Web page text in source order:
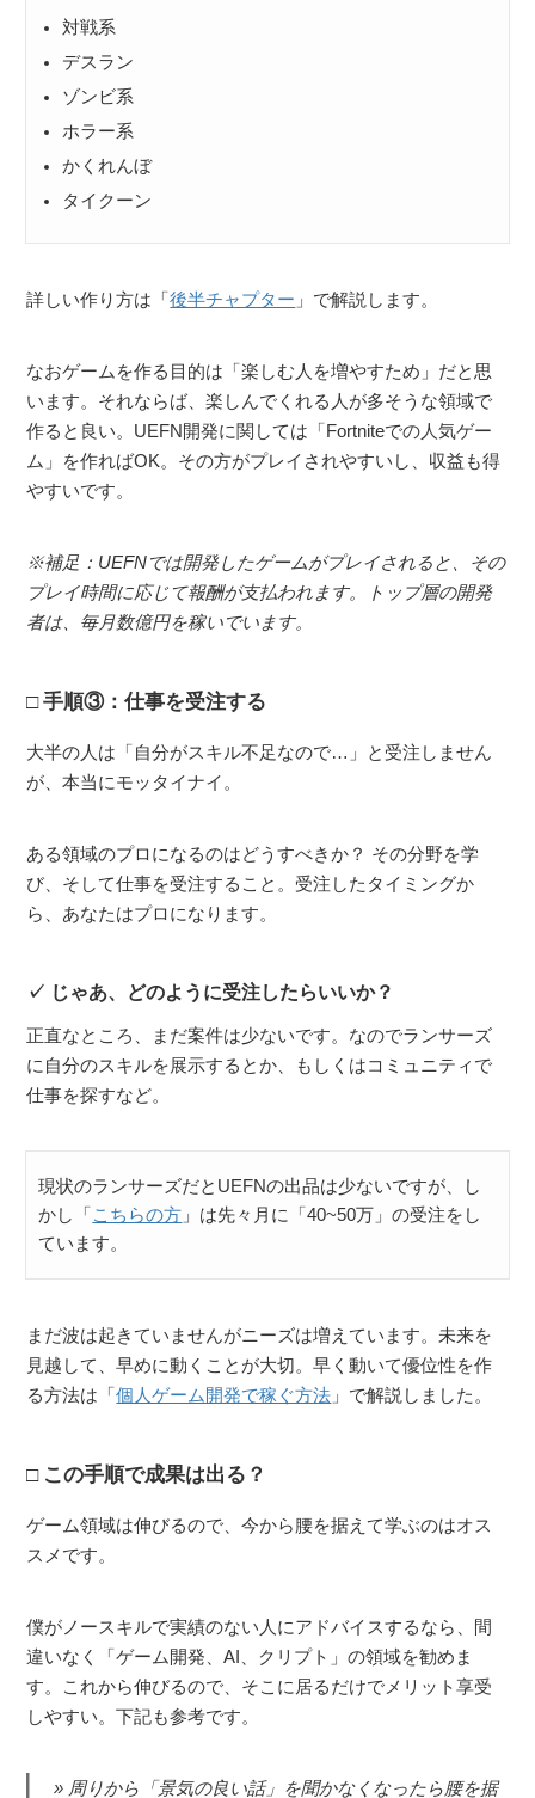
対戦系
デスラン
ゾンビ系
ホラー系
かくれんぼ
タイクーン
詳しい作り方は「後半チャプター 」で解説します。
なおゲームを作る目的は「楽しむ人を増やすため」だと思
います。それならば、楽しんでくれる人が多そうな領域で
作ると良い。UEFN開発に関しては「Fortniteでの人気ゲー
ム」を作ればOK。その方がプレイされやすいし、収益も得
やすいです。
※補足：UEFNでは開発したゲームがプレイされると、その
プレイ時間に応じて報酬が支払われます。トップ層の開発
者は、毎月数億円を稼いでいます。
手順③：仕事を受注する
大半の人は「自分がスキル不足なので…」と受注しません
が、本当にモッタイナイ。
ある領域のプロになるのはどうすべきか？ その分野を学
び、そして仕事を受注すること。受注したタイミングか
ら、あなたはプロになります。
じゃあ、どのように受注したらいいか？
正直なところ、まだ案件は少ないです。なのでランサーズ
に自分のスキルを展示するとか、もしくはコミュニティで
仕事を探すなど。
現状のランサーズだとUEFNの出品は少ないですが、し
かし「 こちらの方 」は先々月に「40~50万」の受注をし
ています。
まだ波は起きていませんがニーズは増えています。未来を
見越して、早めに動くことが大切。早く動いて優位性を作
る方法は「個人ゲーム開発で稼ぐ方法 」で解説しました。
この手順で成果は出る？
ゲーム領域は伸びるので、今から腰を据えて学ぶのはオス
スメです。
僕がノースキルで実績のない人にアドバイスするなら、間
違いなく「ゲーム開発、AI、クリプト」の領域を勧めま
す。これから伸びるので、そこに居るだけでメリット享受
しやすい。下記も参考です。
周りから「景気の良い話」を聞かなくなったら腰を据